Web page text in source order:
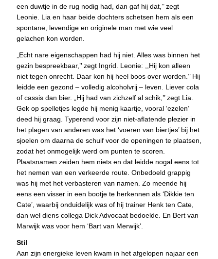
een duwtje in de rug nodig had, dan gaf hij dat,’’ zegt
Leonie. Lia en haar beide dochters schetsen hem als een
spontane, levendige en originele man met wie veel
gelachen kon worden.
„Echt nare eigenschappen had hij niet. Alles was binnen het
gezin bespreekbaar,’’ zegt Ingrid. Leonie: ,,Hij kon alleen
niet tegen onrecht. Daar kon hij heel boos over worden.’’ Hij
leidde een gezond – volledig alcoholvrij – leven. Liever cola
of cassis dan bier. „Hij had van zichzelf al schik,’’ zegt Lia.
Gek op spelletjes legde hij menig kaartje, vooral ‘ezelen’
deed hij graag. Typerend voor zijn niet-aflatende plezier in
het plagen van anderen was het ‘voeren van biertjes’ bij het
sjoelen om daarna de schuif voor de openingen te plaatsen,
zodat het onmogelijk werd om punten te scoren.
Plaatsnamen zeiden hem niets en dat leidde nogal eens tot
het nemen van een verkeerde route. Onbedoeld grappig
was hij met het verbasteren van namen. Zo meende hij
eens een visser in een bootje te herkennen als ‘Dikkie ten
Cate’, waarbij onduidelijk was of hij trainer Henk ten Cate,
dan wel diens collega Dick Advocaat bedoelde. En Bert van
Marwijk was voor hem ‘Bart van Merwijk’.
Stil
Aan zijn energieke leven kwam in het afgelopen najaar een